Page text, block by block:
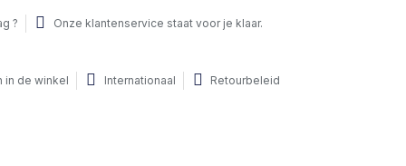
? Onze klantenservice staat voor je klaar.
in de winkel Internationaal Retourbeleid